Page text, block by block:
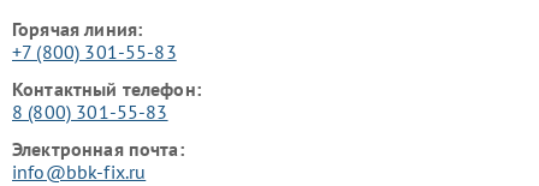
Горячая линия:
+7 (800) 301-55-83
Контактный телефон:
8 (800) 301-55-83
Электронная почта:
info@bbk-fix.ru